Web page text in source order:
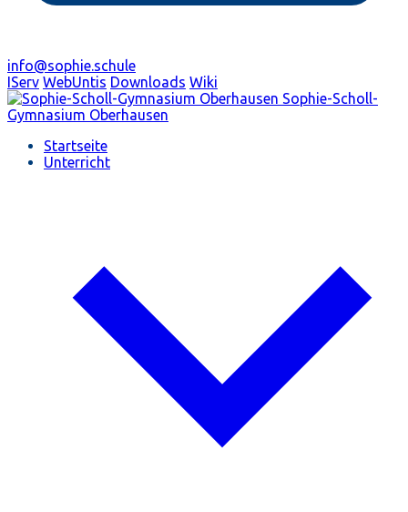
info@sophie.schule
IServ WebUntis Downloads Wiki
Sophie-Scholl-
Gymnasium Oberhausen
Startseite
Unterricht